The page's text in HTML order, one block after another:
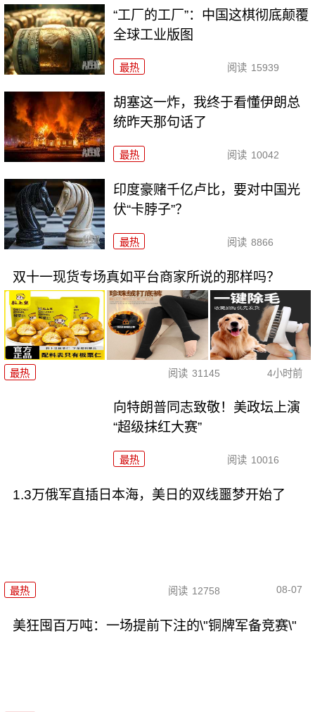
“工厂的工厂”：中国这棋彻底颠覆
全球工业版图
最热 阅读 15939
胡塞这一炸，我终于看懂伊朗总
统昨天那句话了
最热 阅读 10042
印度豪赌千亿卢比，要对中国光
伏“卡脖子”？
最热 阅读 8866
双十一现货专场真如平台商家所说的那样吗？
最热 阅读 31145 4小时前
向特朗普同志致敬！美政坛上演
“超级抹红大赛”
最热 阅读 10016
1.3万俄军直插日本海，美日的双线噩梦开始了
最热 阅读 12758 08-07
美狂囤百万吨：一场提前下注的\"铜牌军备竞赛\"